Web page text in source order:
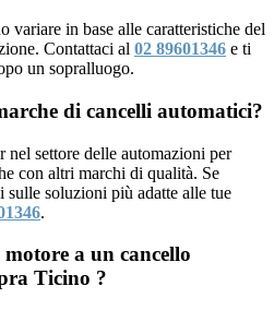
variare in base alle caratteristiche del
Contattaci al 02 89601346 e ti
un sopralluogo.
di cancelli automatici?
nel settore delle automazioni per
con altri marchi di qualità. Se
soluzioni più adatte alle tue
.
a un cancello
Ticino ?